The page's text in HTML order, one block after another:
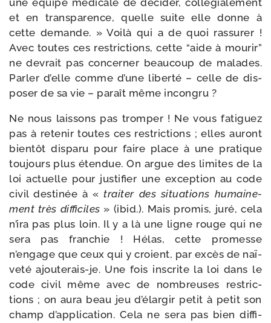
une équipe médi­cale de déci­der, col­lé­gia­le­ment
et en trans­pa­rence, quelle suite elle donne à
cette demande. » Voilà qui a de quoi ras­su­rer !
Avec toutes ces res­tric­tions, cette “aide à mou­rir”
ne devrait pas concer­ner beau­coup de malades.
Parler d’elle comme d’une liber­té – celle de dis­
po­ser de sa vie – paraît même incongru ?
Ne nous lais­sons pas trom­per ! Ne vous fati­guez
pas à rete­nir toutes ces res­tric­tions ; elles auront
bien­tôt dis­pa­ru pour faire place à une pra­tique
tou­jours plus éten­due. On argue des limites de la
loi actuelle pour jus­ti­fier une excep­tion au code
civil des­ti­née à «trai­ter des situa­tions humai­ne­
ment très dif­fi­ciles » (ibid.). Mais pro­mis, juré, cela
n’ira pas plus loin. Il y a là une ligne rouge qui ne
sera pas fran­chie ! Hélas, cette pro­messe
n’engage que ceux qui y croient, par excès de naï­
ve­té ajouterais-​je. Une fois ins­crite la loi dans le
code civil même avec de nom­breuses res­tric­
tions ; on aura beau jeu d’élargir petit à petit son
champ d’application. Cela ne sera pas bien dif­fi­